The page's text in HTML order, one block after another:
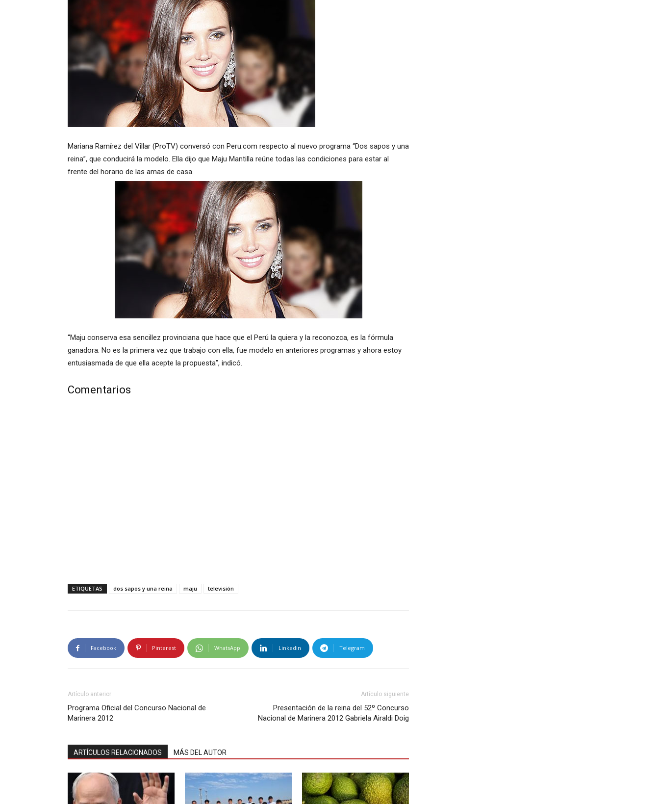
Mariana Ramírez del Villar (ProTV) conversó con Peru.com respecto al nuevo programa “Dos sapos y una
reina”, que conducirá la modelo. Ella dijo que Maju Mantilla reúne todas las condiciones para estar al
frente del horario de las amas de casa.
“Maju conserva esa sencillez provinciana que hace que el Perú la quiera y la reconozca, es la fórmula
ganadora. No es la primera vez que trabajo con ella, fue modelo en anteriores programas y ahora estoy
entusiasmada de que ella acepte la propuesta”, indicó.
Comentarios
ETIQUETAS dos sapos y una reina maju televisión
Facebook Pinterest WhatsApp Linkedin Telegram
Artículo anterior
Programa Oficial del Concurso Nacional de
Marinera 2012
Artículo siguiente
Presentación de la reina del 52º Concurso
Nacional de Marinera 2012 Gabriela Airaldi Doig
ARTÍCULOS RELACIONADOS MÁS DEL AUTOR